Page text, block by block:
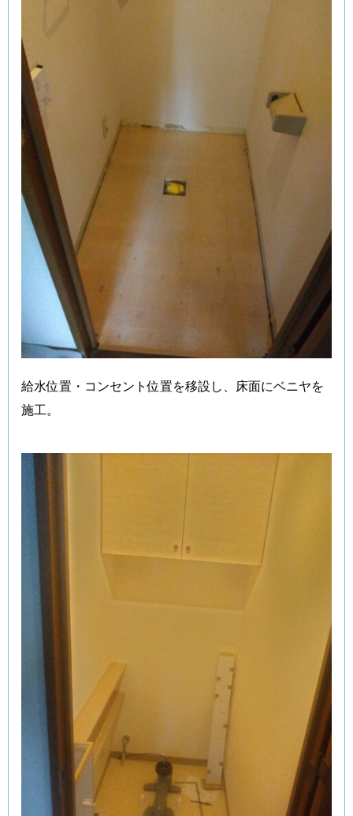
既存のトイレを解体・撤去。